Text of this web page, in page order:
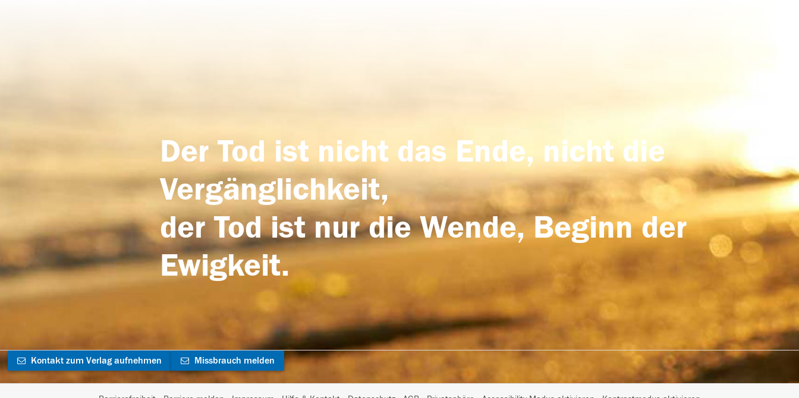
Der Tod ist nicht das Ende, nicht die
Vergänglichkeit,
der Tod ist nur die Wende, Beginn der
Ewigkeit.
Kontakt zum Verlag aufnehmen Missbrauch melden